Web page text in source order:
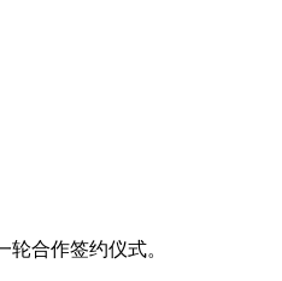
合作签约仪式。